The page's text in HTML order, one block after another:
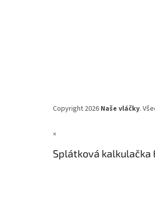
Copyright 2026 Naše vláčky.
×
Splátková kalkulačka